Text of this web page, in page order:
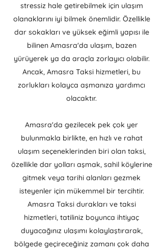
stressiz hale getirebilmek için ulaşım
olanaklarını iyi bilmek önemlidir. Özellikle
dar sokakları ve yüksek eğimli yapısı ile
bilinen Amasra'da ulaşım, bazen
yürüyerek ya da araçla zorlayıcı olabilir.
Ancak, Amasra Taksi hizmetleri, bu
zorlukları kolayca aşmanıza yardımcı
olacaktır.
Amasra'da gezilecek pek çok yer
bulunmakla birlikte, en hızlı ve rahat
ulaşım seçeneklerinden biri olan taksi,
özellikle dar yolları aşmak, sahil köylerine
gitmek veya tarihi alanları gezmek
isteyenler için mükemmel bir tercihtir.
Amasra Taksi durakları ve taksi
hizmetleri, tatiliniz boyunca ihtiyaç
duyacağınız ulaşımı kolaylaştırarak,
bölgede geçireceğiniz zamanı çok daha